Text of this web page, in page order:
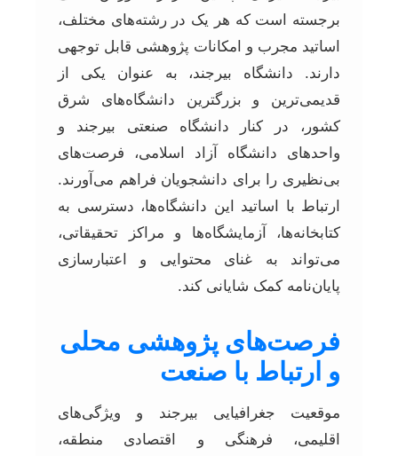
برجسته است که هر یک در رشته‌های مختلف،
اساتید مجرب و امکانات پژوهشی قابل توجهی
دارند. دانشگاه بیرجند، به عنوان یکی از
قدیمی‌ترین و بزرگترین دانشگاه‌های شرق
کشور، در کنار دانشگاه صنعتی بیرجند و
واحدهای دانشگاه آزاد اسلامی، فرصت‌های
بی‌نظیری را برای دانشجویان فراهم می‌آورند.
ارتباط با اساتید این دانشگاه‌ها، دسترسی به
کتابخانه‌ها، آزمایشگاه‌ها و مراکز تحقیقاتی،
می‌تواند به غنای محتوایی و اعتبارسازی
پایان‌نامه کمک شایانی کند.
فرصت‌های پژوهشی محلی
و ارتباط با صنعت
موقعیت جغرافیایی بیرجند و ویژگی‌های
اقلیمی، فرهنگی و اقتصادی منطقه،